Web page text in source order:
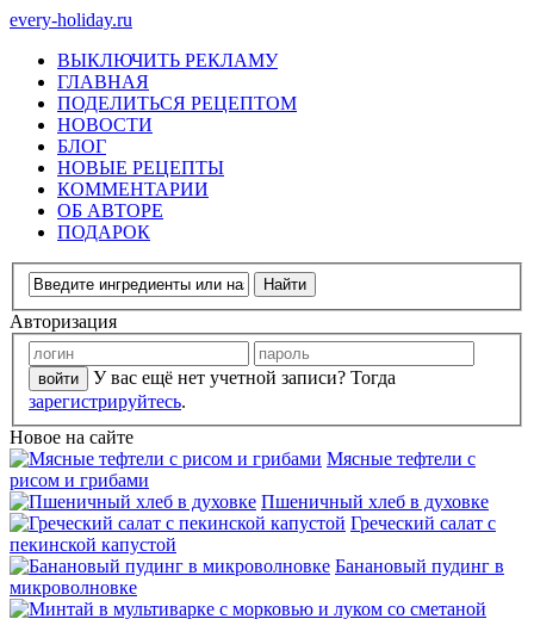
every-holiday.ru
ВЫКЛЮЧИТЬ РЕКЛАМУ
ГЛАВНАЯ
ПОДЕЛИТЬСЯ РЕЦЕПТОМ
НОВОСТИ
БЛОГ
НОВЫЕ РЕЦЕПТЫ
КОММЕНТАРИИ
ОБ АВТОРЕ
ПОДАРОК
Авторизация
У вас ещё нет учетной записи? Тогда
зарегистрируйтесь.
Новое на сайте
Мясные тефтели с
рисом и грибами
Пшеничный хлеб в духовке
Греческий салат с
пекинской капустой
Банановый пудинг в
микроволновке